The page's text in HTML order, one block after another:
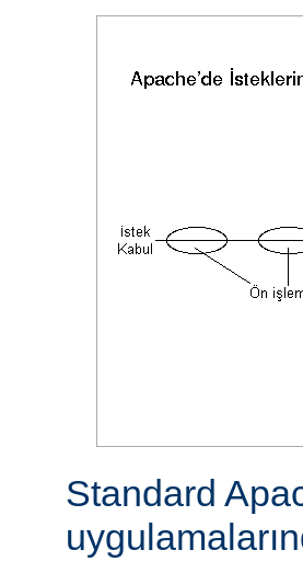
Standard